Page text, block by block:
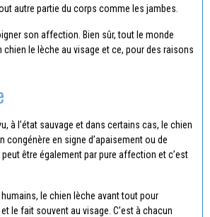
autre partie du corps comme les jambes.
son affection. Bien sûr, tout le monde
chien le lèche au visage et ce, pour des raisons
à l’état sauvage et dans certains cas, le chien
congénère en signe d’apaisement ou de
être également par pure affection et c’est
le chien lèche avant tout pour
le fait souvent au visage. C’est à chacun